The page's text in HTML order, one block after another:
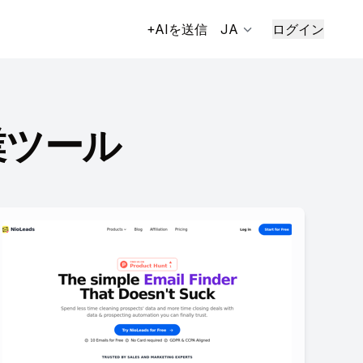
+AIを送信 JA ログイン
ール